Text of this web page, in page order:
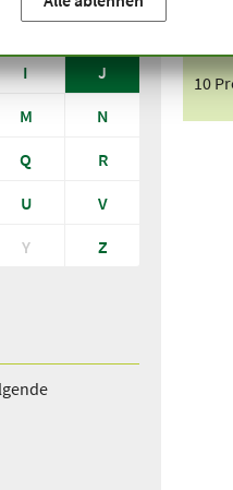
E
F
I
J
M
N
Q
R
U
V
Y Z
10